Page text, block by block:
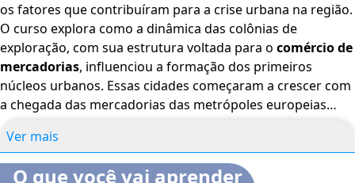
os fatores que contribuíram para a crise urbana na região.
O curso explora como a dinâmica das colônias de
exploração, com sua estrutura voltada para o comércio de
mercadorias, influenciou a formação dos primeiros
núcleos urbanos. Essas cidades começaram a crescer com
a chegada das mercadorias das metrópoles europeias
pelas políticas de substituição de importações após a
mundial de 1929. O conteúdo aborda como essas
Ver mais
O que você vai aprender